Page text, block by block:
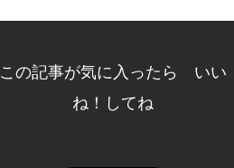
この記事が気に入ったら いい
ね！してね